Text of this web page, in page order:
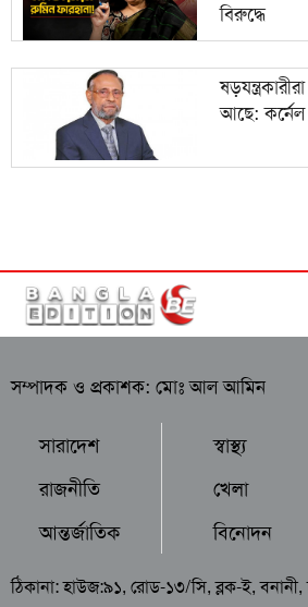
বিরুদ্ধে
আছে:
সম্পাদক ও প্রকাশক: মোঃ আল আমিন
সারাদেশ
রাজনীতি
আন্তর্জাতিক
স্বাস্থ্য
খেলা
বিনোদন
ঠিকানা: হাউজ:৯১, রোড-১৩/সি, ব্লক-ই,